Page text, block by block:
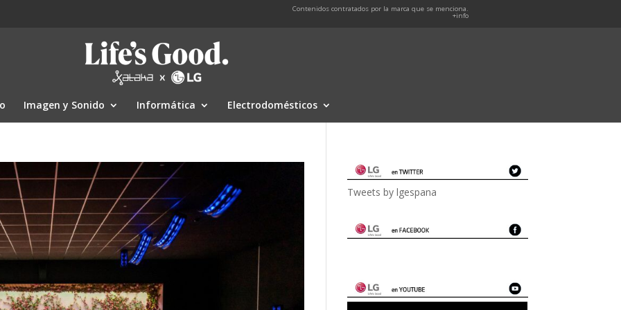
Contenidos contratados por la marca que se menciona.
+info
Imagen y Sonido Informática Electrodomésticos
Tweets by lgespana